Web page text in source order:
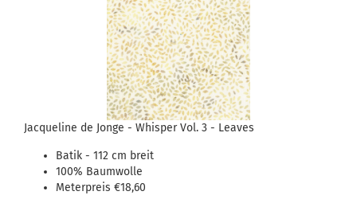
Jacqueline de Jonge - Whisper Vol. 3 - Leaves
Batik - 112 cm breit
100% Baumwolle
Meterpreis €18,60